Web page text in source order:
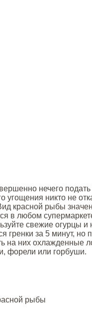
нечего
угощения никто не
красной рыбы
в любом
свежие огурцы
гренки за 5 минут,
на них охлажденные
форели или горбуши.
рыбы